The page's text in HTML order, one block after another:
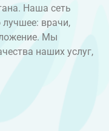
Наша сеть
врачи,
Мы
наших услуг,